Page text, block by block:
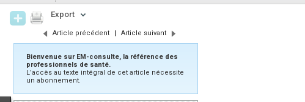
Export
Article précédent | Article suivant
Bienvenue sur EM-consulte, la référence des
professionnels de santé.
L’accès au texte intégral de cet article nécessite
un abonnement.